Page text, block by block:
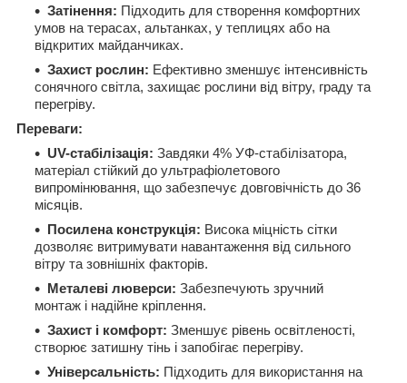
Затінення: Підходить для створення комфортних
умов на терасах, альтанках, у теплицях або на
відкритих майданчиках.
Захист рослин: Ефективно зменшує інтенсивність
сонячного світла, захищає рослини від вітру, граду та
перегріву.
Переваги:
UV-стабілізація: Завдяки 4% УФ-стабілізатора,
матеріал стійкий до ультрафіолетового
випромінювання, що забезпечує довговічність до 36
місяців.
Посилена конструкція: Висока міцність сітки
дозволяє витримувати навантаження від сильного
вітру та зовнішніх факторів.
Металеві люверси: Забезпечують зручний
монтаж і надійне кріплення.
Захист і комфорт: Зменшує рівень освітленості,
створює затишну тінь і запобігає перегріву.
Універсальність: Підходить для використання на